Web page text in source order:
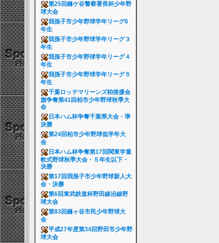
第25回鎌ケ谷警察署長杯少年野
球大会
我孫子市少年野球学年リーグ6
年生
我孫子市少年野球学年リーグ３
年生
我孫子市少年野球学年リーグ４
年生
我孫子市少年野球学年リーグ５
年生
千葉ロッテマリーンズ柏後援会
旗争奪第41回柏市少年野球秋季大
会
日本ハム杯争奪千葉県大会・準
決勝
第24回柏市少年野球低学年大
会
日本ハム杯争奪第17回関東学童
軟式野球秋季大会・５年生以下・
決勝
第17回我孫子市少年野球新人大
会・決勝
第6回東武鉄道杯野田線沿線野
球大会
第83回鎌ヶ谷市民少年野球大
会
平成27年度第34回野田市少年野
球大会